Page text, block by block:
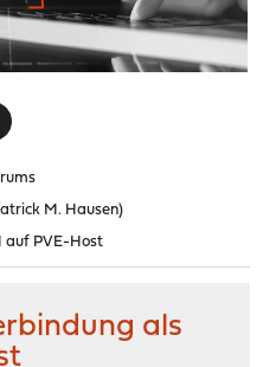
M. Hausen)
auf PVE-Host
als